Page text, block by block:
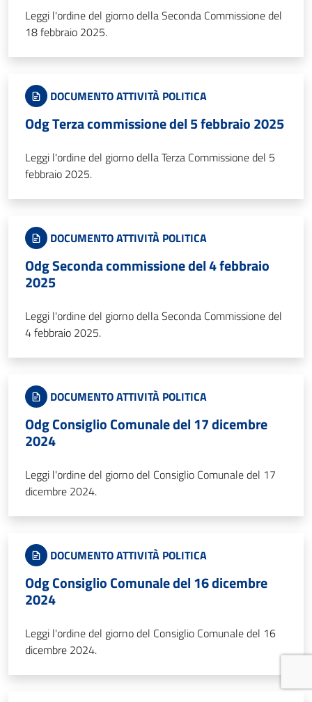
Leggi l'ordine del giorno della Seconda Commissione del
18 febbraio 2025.
DOCUMENTO ATTIVITÀ POLITICA
Odg Terza commissione del 5 febbraio 2025
Leggi l'ordine del giorno della Terza Commissione del 5
febbraio 2025.
DOCUMENTO ATTIVITÀ POLITICA
Odg Seconda commissione del 4 febbraio
2025
Leggi l'ordine del giorno della Seconda Commissione del
4 febbraio 2025.
DOCUMENTO ATTIVITÀ POLITICA
Odg Consiglio Comunale del 17 dicembre
2024
Leggi l'ordine del giorno del Consiglio Comunale del 17
dicembre 2024.
DOCUMENTO ATTIVITÀ POLITICA
Odg Consiglio Comunale del 16 dicembre
2024
Leggi l'ordine del giorno del Consiglio Comunale del 16
dicembre 2024.